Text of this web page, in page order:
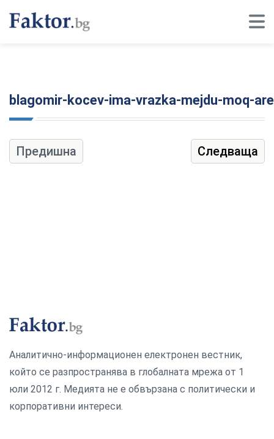
blagomir-kocev-ima-vrazka-mejdu-moq-
Предишна Следваща
Аналитично-информационен електронен вестник,
който се разпространява в глобалната мрежа от 1
юли 2012 г. Медията не е обвързана с политически и
корпоративни интереси.